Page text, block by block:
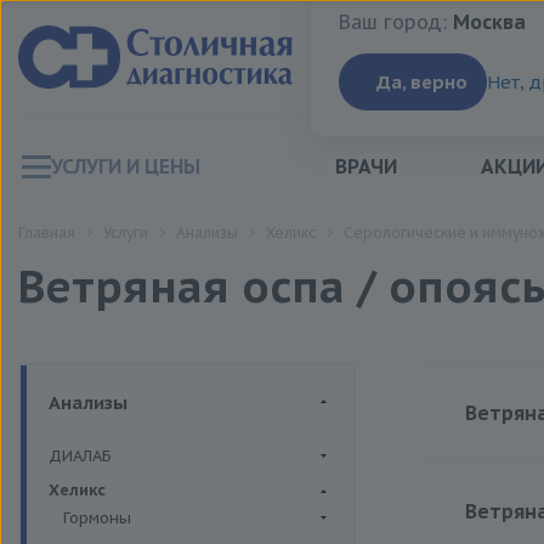
Ваш город:Москва
Ваш город: Москва
Да, верно Нет,
УСЛУГИ И ЦЕНЫ ВРАЧИ
Ветряная оспа /
Анализы
ДИАЛАБ
Биохимия крови
Хеликс
Гормоны